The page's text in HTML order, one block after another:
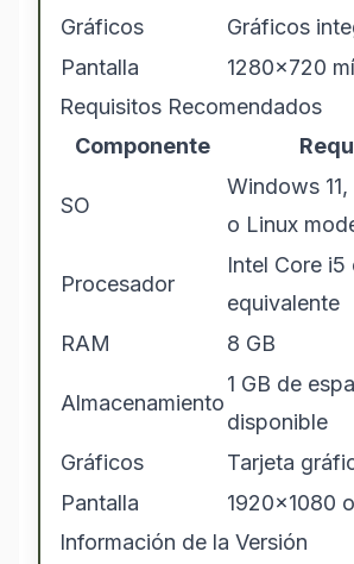
Gráficos
Gráficos
Pantalla
1280x720
Requisitos Recomendados
Componente
SO
Windows 11,
o Linux
Procesador
Intel Core i5
equivalente
RAM
8 GB
Almacenamiento
1 GB de
disponible
Gráficos
Tarjeta
Pantalla
1920x1080
Información de la Versión